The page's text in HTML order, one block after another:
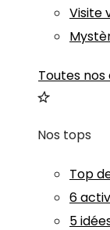
Visite
Toutes
Nos tops
Top
6
5